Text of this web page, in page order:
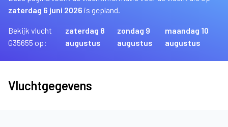
zaterdag 6 juni 2026 is gepland.
Bekijk vlucht
G35655 op:
zaterdag 8
augustus
zondag 9
augustus
maandag 10
augustus
Vluchtgegevens